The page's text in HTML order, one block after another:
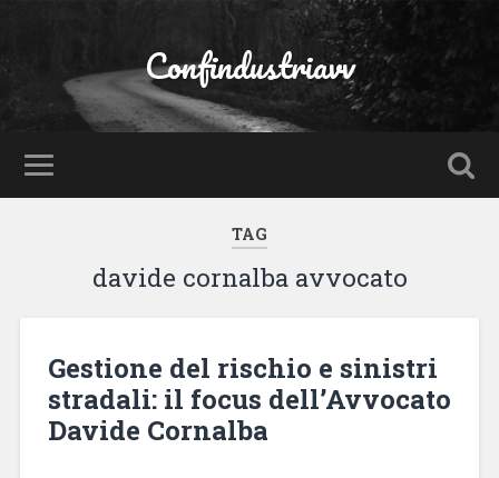
Confindustriavv
TAG
davide cornalba avvocato
Gestione del rischio e sinistri
stradali: il focus dell’Avvocato
Davide Cornalba